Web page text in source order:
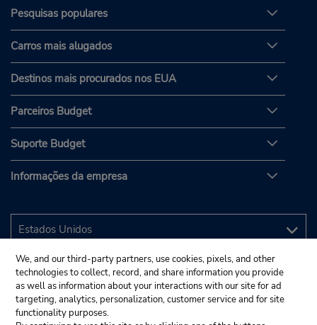
Pesquisas populares
Carros mais alugados
Destinos mais procurados nos EUA
Parceiros Budget
Suporte Budget
Informações da empresa
We, and our third-party partners, use cookies, pixels, and other
technologies to collect, record, and share information you provide
as well as information about your interactions with our site for ad
targeting, analytics, personalization, customer service and for site
functionality purposes.